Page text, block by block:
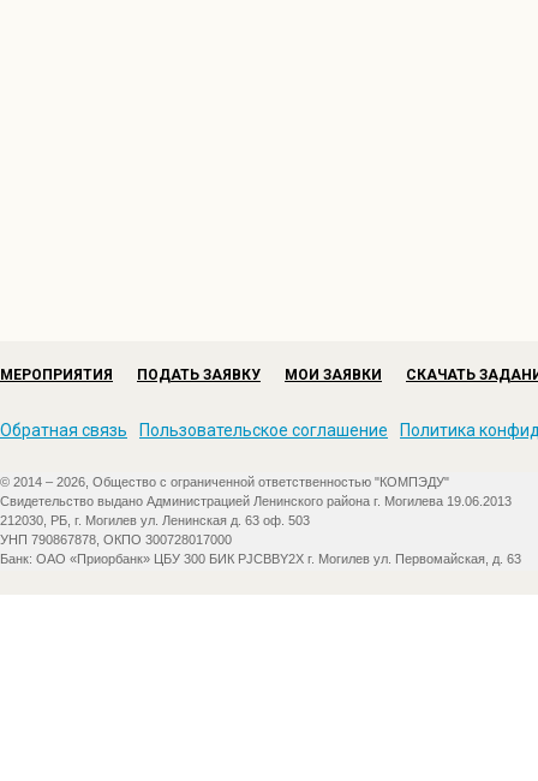
Когда вошли впервые в этот класс,
За парту сели первый в жизни раз!
Уч 9: Новую форму на себя надели
Новая ручка в новеньком портфеле,
Новые книжки, палочки для счёта,
МЕРОПРИЯТИЯ ПОДАТЬ ЗАЯВКУ МОИ ЗАЯВКИ СКАЧАТЬ
Обратная связь Пользовательское соглашение Политика
© 2014 – 2026, Общество с ограниченной ответственностью "КОМПЭДУ"
Свидетельство выдано Администрацией Ленинского района г. Могилева 19.06.2013
212030, РБ, г. Могилев ул. Ленинская д. 63 оф. 503
УНП 790867878, ОКПО 300728017000
Банк: ОАО «Приорбанк» ЦБУ 300 БИК PJCBBY2X г. Могилев ул. Первомайская, д. 63